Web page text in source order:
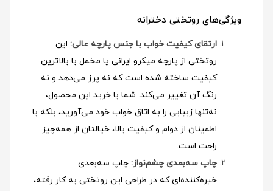
ویژگی‌های روتختی دخترانه
ارتقای کیفیت خواب با جنس پارچه عالی: این
روتختی از پارچه میکرو ایرانی یا مخمل با بالاترین
کیفیت ساخته شده است که نه پرز می‌دهد و نه
رنگ آن تغییر می‌کند. شما با خرید این محصول،
نه‌تنها زیبایی را به اتاق خواب خود می‌آورید، بلکه با
اطمینان از دوام و کیفیت بالا، خیالتان از همه‌چیز
راحت است.
چاپ سه‌بعدی چشم‌نواز: چاپ سه‌بعدی
خیره‌کننده‌ای که در طراحی این روتختی به کار رفته،